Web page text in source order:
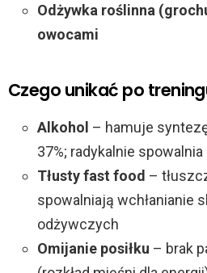
Odżywka roślinna
owocami
Czego unikać po
Alkohol – hamuje
37%; radykalnie
Tłusty fast food –
spowalniają wchłanianie
odżywczych
Omijanie posiłku – brak